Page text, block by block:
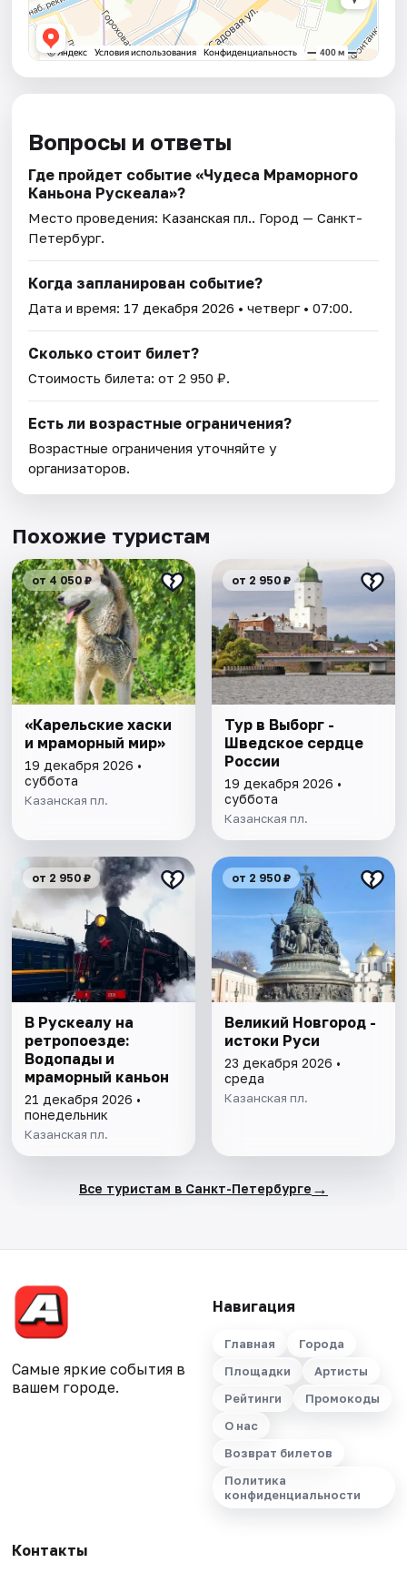
Вопросы и ответы
Где пройдет событие «Чудеса Мраморного
Каньона Рускеала»?
Место проведения: Казанская пл.. Город — Санкт-
Петербург.
Когда запланирован событие?
Дата и время: 17 декабря 2026 • четверг • 07:00.
Сколько стоит билет?
Стоимость билета: от 2 950 ₽.
Есть ли возрастные ограничения?
Возрастные ограничения уточняйте у
организаторов.
Похожие туристам
от 4 050 ₽
«Карельские хаски
и мраморный мир»
19 декабря 2026 •
суббота
Казанская пл.
от 2 950 ₽
Тур в Выборг -
Шведское сердце
России
19 декабря 2026 •
суббота
Казанская пл.
от 2 950 ₽
В Рускеалу на
ретропоезде:
Водопады и
мраморный каньон
21 декабря 2026 •
понедельник
Казанская пл.
от 2 950 ₽
Великий Новгород -
истоки Руси
23 декабря 2026 •
среда
Казанская пл.
Все туристам в Санкт-Петербурге →
Самые яркие события в
вашем городе.
Навигация
Главная
Города
Площадки
Артисты
Рейтинги
Промокоды
О нас
Возврат билетов
Политика
конфиденциальности
Контакты